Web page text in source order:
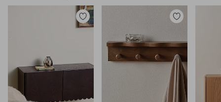
Lisää
suosikkeihin
Lisää